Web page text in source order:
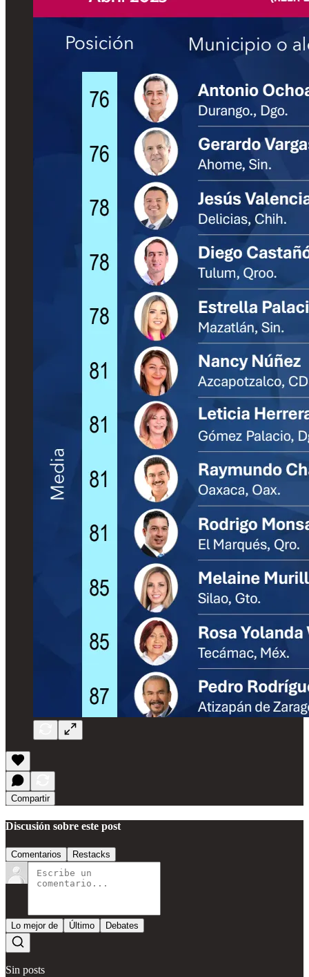
Compartir
Discusión sobre este post
Comentarios Restacks
Lo mejor de Último Debates
Sin posts